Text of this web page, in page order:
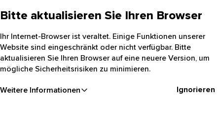
Bitte aktualisieren Sie Ihren Browser
Ihr Internet-Browser ist veraltet. Einige Funktionen unserer
Website sind eingeschränkt oder nicht verfügbar. Bitte
aktualisieren Sie Ihren Browser auf eine neuere Version, um
mögliche Sicherheitsrisiken zu minimieren.
Weitere Informationen Ignorieren